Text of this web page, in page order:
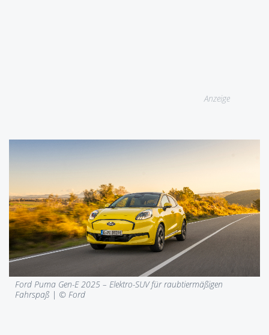
Anzeige
Ford Puma Gen-E 2025 – Elektro-SUV für raubtiermäßigen
Fahrspaß | © Ford